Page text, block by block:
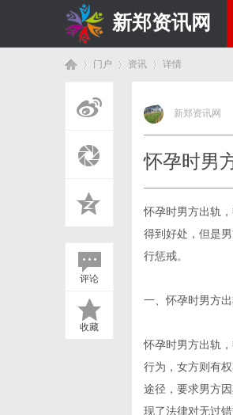
新郑资讯网
门户 资讯
›
详情
评论
收藏
新郑资讯网
怀孕时男
怀孕时男方出轨
得到好处，但是
行惩戒。
一、怀孕时男方
怀孕时男方出轨
行为，女方则有
途径，要求男方
现了法律对无过